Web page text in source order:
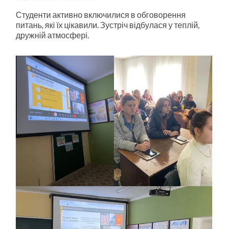
Студенти активно включилися в обговорення
питань, які їх цікавили. Зустріч відбулася у теплій,
дружній атмосфері.